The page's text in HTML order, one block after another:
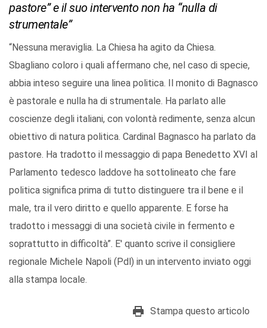
pastore” e il suo intervento non ha “nulla di
strumentale”
“Nessuna meraviglia. La Chiesa ha agito da Chiesa.
Sbagliano coloro i quali affermano che, nel caso di specie,
abbia inteso seguire una linea politica. Il monito di Bagnasco
è pastorale e nulla ha di strumentale. Ha parlato alle
coscienze degli italiani, con volontà redimente, senza alcun
obiettivo di natura politica. Cardinal Bagnasco ha parlato da
pastore. Ha tradotto il messaggio di papa Benedetto XVI al
Parlamento tedesco laddove ha sottolineato che fare
politica significa prima di tutto distinguere tra il bene e il
male, tra il vero diritto e quello apparente. E forse ha
tradotto i messaggi di una società civile in fermento e
soprattutto in difficoltà”. E' quanto scrive il consigliere
regionale Michele Napoli (Pdl) in un intervento inviato oggi
alla stampa locale.
Stampa questo articolo